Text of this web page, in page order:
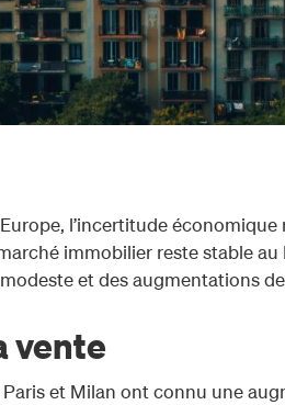
l’incertitude
immobilier reste stable
et des augmentations
vente
et Milan ont connu une